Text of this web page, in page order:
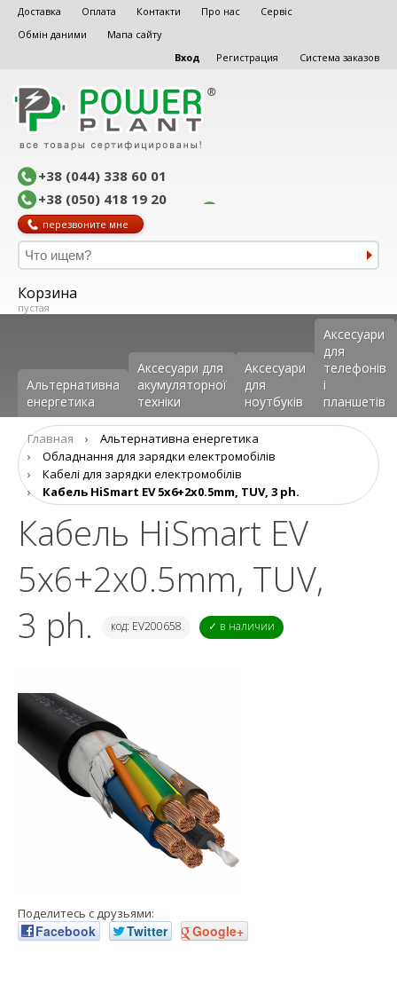
Доставка Оплата Контакти Про нас
Сервіс
Обмін даними
Мапа сайту
Вход
Регистрация Система заказов
+38 (044) 338 60 01
+38 (050) 418 19 20
перезвоните мне
Корзина
пустая
Альтернативна
енергетика
Аксесуари для
акумуляторної
техніки
Аксесуари
для
ноутбуків
Аксеcуари
для
телефонів
і
планшетів
Главная ›
Альтернативна енергетика
›
Обладнання для зарядки електромобілів
›
Кабелі для зарядки електромобілів
›
Кабель HiSmart EV 5x6+2x0.5mm, TUV, 3 ph.
Кабель HiSmart EV
5x6+2x0.5mm, TUV,
3 ph.
код: EV200658 ✓ в наличии
Поделитесь с друзьями:
Facebook Twitter Google+